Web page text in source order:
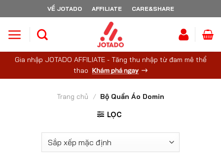
to
VỀ JOTADO AFFILIATE CARE&SHARE
Gia nhập JOTADO AFFILIATE - Tăng thu nhập từ đam mê thể
thao
Trang chủ / Bộ Quần Áo Domin
LỌC